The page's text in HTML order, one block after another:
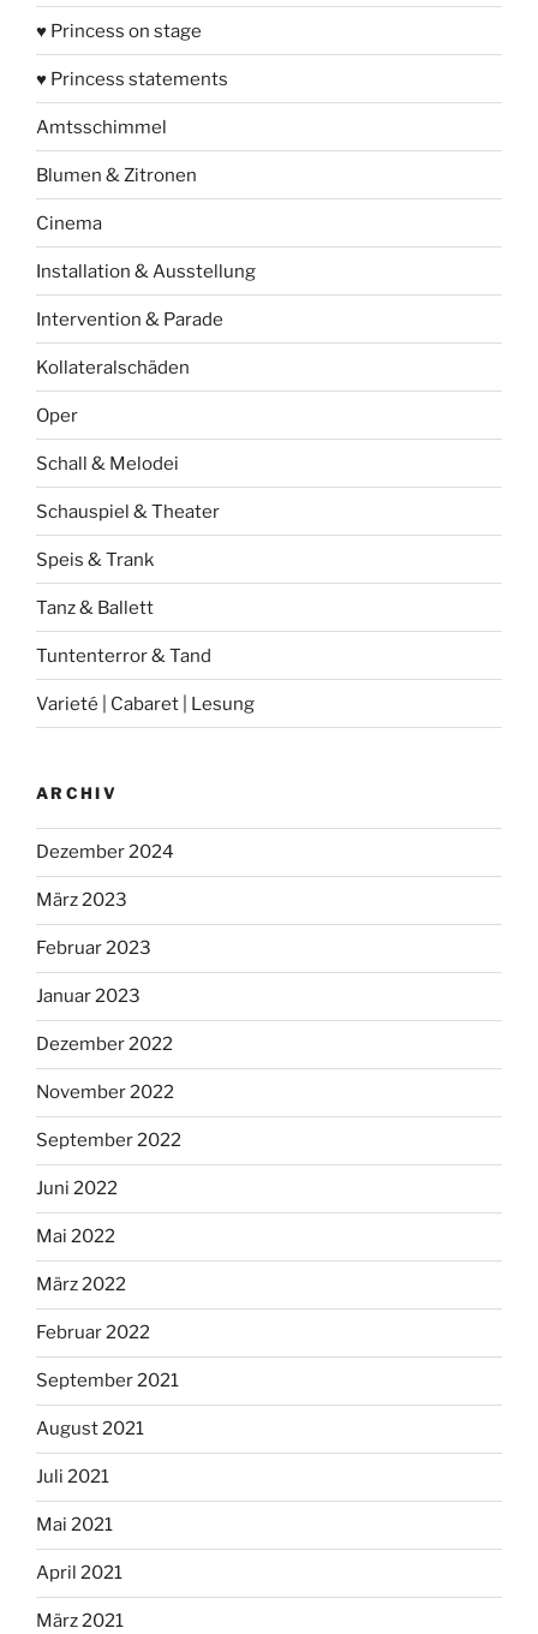
♥ Princess on stage
♥ Princess statements
Amtsschimmel
Blumen & Zitronen
Cinema
Installation & Ausstellung
Intervention & Parade
Kollateralschäden
Oper
Schall & Melodei
Schauspiel & Theater
Speis & Trank
Tanz & Ballett
Tuntenterror & Tand
Varieté | Cabaret | Lesung
ARCHIV
Dezember 2024
März 2023
Februar 2023
Januar 2023
Dezember 2022
November 2022
September 2022
Juni 2022
Mai 2022
März 2022
Februar 2022
September 2021
August 2021
Juli 2021
Mai 2021
April 2021
März 2021